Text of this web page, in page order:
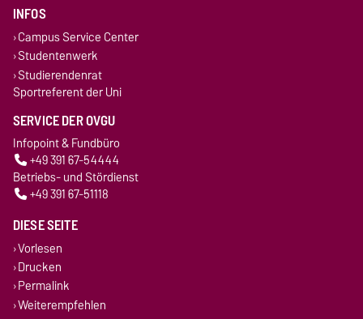
INFOS
Campus Service Center
Studentenwerk
Studierendenrat
Sportreferent der Uni
SERVICE DER OVGU
Infopoint & Fundbüro
+49 391 67-54444
Betriebs- und Stördienst
+49 391 67-51118
DIESE SEITE
Vorlesen
Drucken
Permalink
Weiterempfehlen